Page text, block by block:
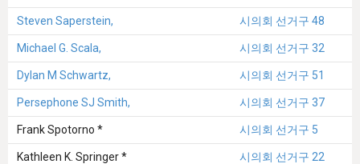
Steven Saperstein, 시의회 선거구 48
Michael G. Scala, 시의회 선거구 32
Dylan M Schwartz, 시의회 선거구 51
Persephone SJ Smith, 시의회 선거구 37
Frank Spotorno * 시의회 선거구 5
Kathleen K. Springer * 시의회 선거구 22